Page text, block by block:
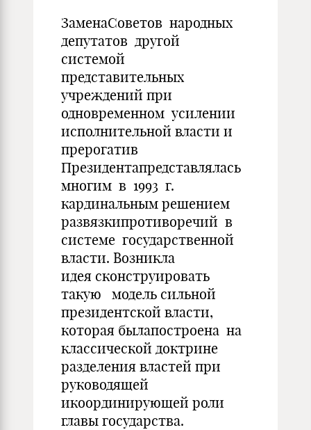
ЗаменаСоветов народных
депутатов другой
системой
представительных
учреждений при
одновременном усилении
исполнительной власти и
прерогатив
Президентапредставлялась
многим в 1993 г.
кардинальным решением
развязкипротиворечий в
системе государственной
власти. Возникла
идея сконструировать
такую модель сильной
президентской власти,
которая былапостроена на
классической доктрине
разделения властей при
руководящей
икоординирующей роли
главы государства.